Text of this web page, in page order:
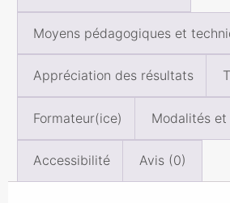
Moyens pédagogiques et
Appréciation des résultats
Formateur(ice) Modalités
Accessibilité Avis (0)